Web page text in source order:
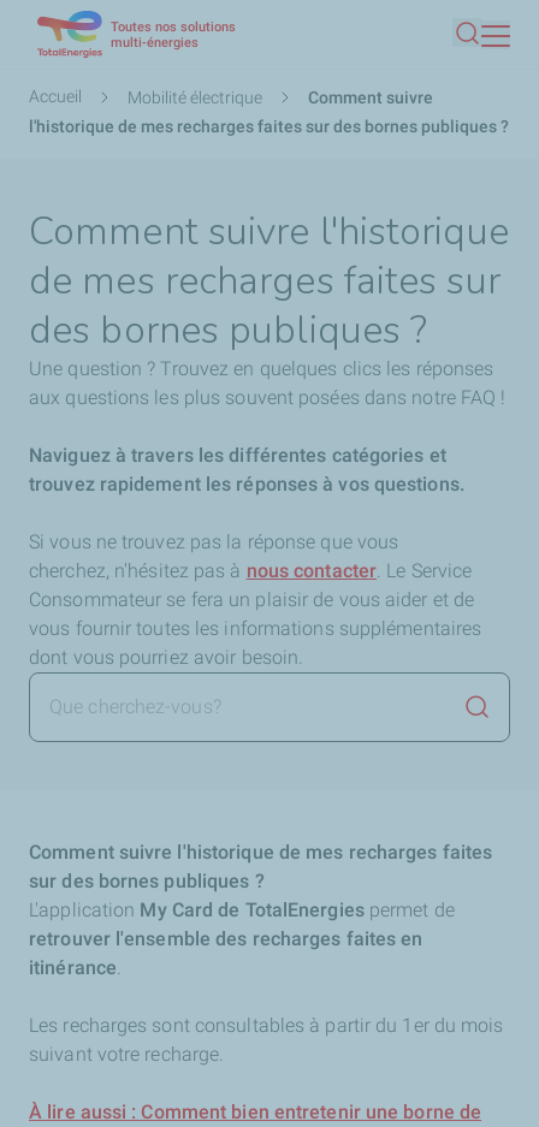
contenu
principal
Toutes nos solutions
multi-énergies
Fil
d'Ariane
Accueil Mobilité électrique
Comment suivre
l'historique de mes recharges faites sur des bornes publiques ?
Comment suivre l'historique
de mes recharges faites sur
des bornes publiques ?
Une question ? Trouvez en quelques clics les réponses
aux questions les plus souvent posées dans notre FAQ !
Naviguez à travers les différentes catégories et
trouvez rapidement les réponses à vos questions.
Si vous ne trouvez pas la réponse que vous
cherchez, n'hésitez pas à nous contacter. Le Service
Consommateur se fera un plaisir de vous aider et de
vous fournir toutes les informations supplémentaires
dont vous pourriez avoir besoin.
Comment suivre l'historique de mes recharges faites
sur des bornes publiques ?
L'application My Card de TotalEnergiespermet de
retrouver l'ensemble des recharges faites en
itinérance.
Les recharges sont consultables à partir du 1er du mois
suivant votre recharge.
À lire aussi : Comment bien entretenir une borne de